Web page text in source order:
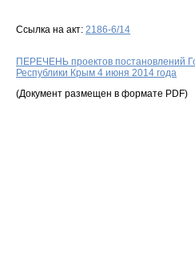
Ссылка на акт: 2186-6/14
ПЕРЕЧЕНЬ проектов постановлений
Республики Крым 4 июня 2014 года
(Документ размещен в формате PDF)